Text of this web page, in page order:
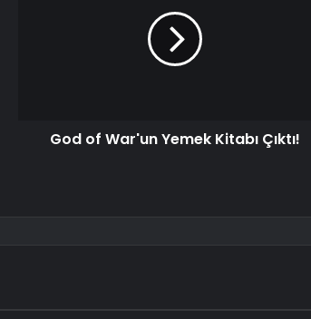
God of War'un Yemek Kitabı Çıktı!